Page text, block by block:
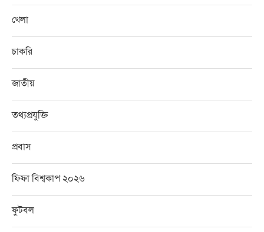
খেলা
চাকরি
জাতীয়
তথ্যপ্রযুক্তি
প্রবাস
ফিফা বিশ্বকাপ ২০২৬
ফুটবল